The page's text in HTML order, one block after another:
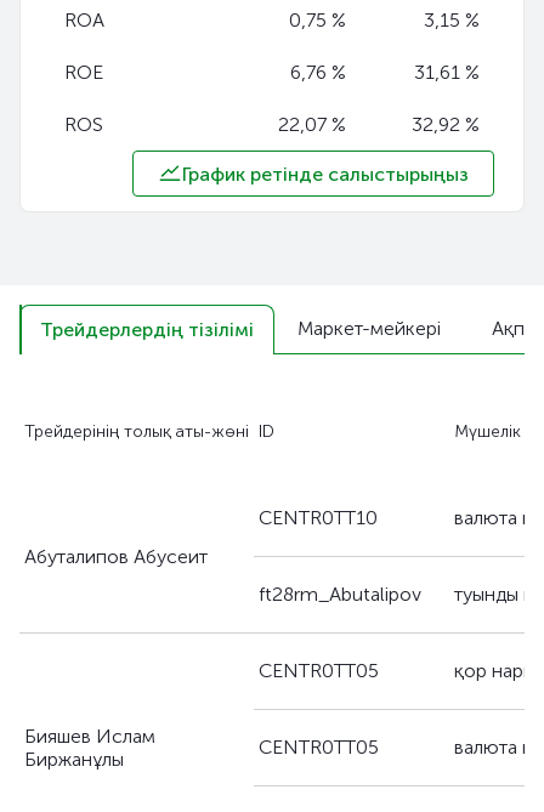
ROA 0,75 % 3,15 %
ROE 6,76 % 31,61 %
ROS 22,07 % 32,92 %
График ретінде салыстырыңыз
Трейдерлердің тізілімі Маркет-мейкері
Трейдерінің толық аты-жөні ID Мүшелік
Абуталипов Абусеит
CENTR0TT10 валюта
ft28rm_Abutalipov туынды
Бияшев Ислам
Биржанұлы
CENTR0TT05 қор
CENTR0TT05 валюта